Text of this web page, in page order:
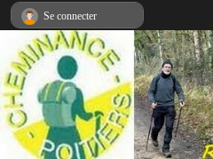
Se connecter
Panneau de gestion des cookies